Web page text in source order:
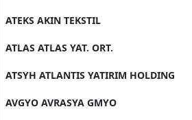
ATEKS AKIN TEKSTIL
ATLAS ATLAS YAT. ORT.
ATSYH ATLANTIS YATIRIM HOLDING
AVGYO AVRASYA GMYO